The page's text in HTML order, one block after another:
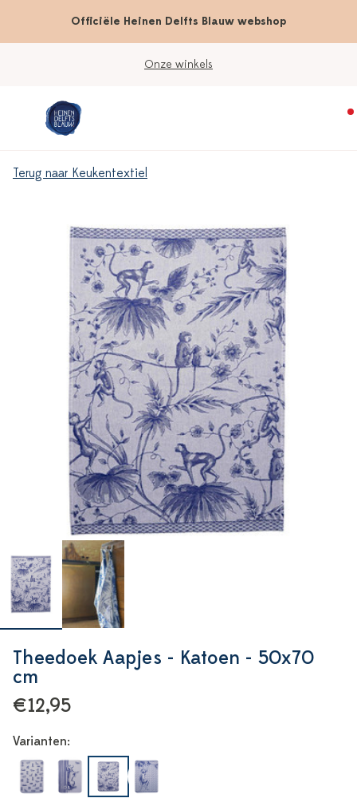
Officiële Heinen Delfts Blauw webshop
Onze winkels
Terug naar Keukentextiel
Theedoek Aapjes - Katoen - 50x70
cm
€12,95
Varianten: